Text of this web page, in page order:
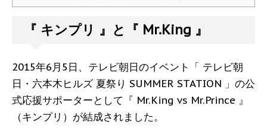
『 キンプリ 』と『 Mr.King 』
2015年6月5日、テレビ朝日のイベント「 テレビ朝
日・六本木ヒルズ 夏祭り SUMMER STATION 」の公
式応援サポーターとして『 Mr.King vs Mr.Prince 』
（キンプリ）が結成されました。